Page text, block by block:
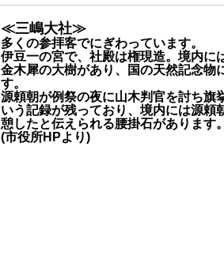
≪三嶋大社≫
多くの参拝客でにぎわっています。
伊豆一の宮で、社殿は権現造。境内に
金木犀の大樹があり、国の天然記念物
す。
源頼朝が例祭の夜に山木判官を討ち旗
いう記録が残っており、境内には源頼
憩したと伝えられる腰掛石があります
(市役所HPより)